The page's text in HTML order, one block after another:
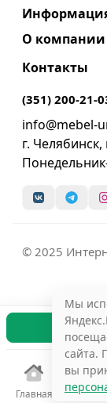
Главная
О компании
Контакты
(351) 200-21-
info@mebel-
г.
© 2025
Мы
сайта.
вы